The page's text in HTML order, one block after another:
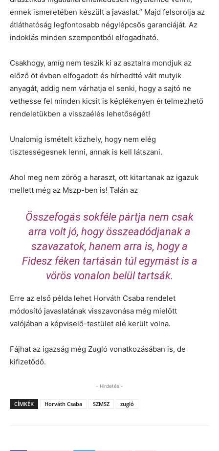
ennek ismeretében készült a javaslat.” Majd felsorolja az
átláthatóság legfontosabb négylépcsős garanciáját. Az
indoklás minden szempontból elfogadható.
Csakhogy, amíg nem teszik ki az asztalra mondjuk az
előző öt évben elfogadott és hírhedtté vált mutyik
anyagát, addig nem várhatja el senki, hogy a sajtó ne
vethesse fel minden kicsit is képlékenyen értelmezhető
rendeletükben a visszaélés lehetőségét!
Unalomig ismételt közhely, hogy nem elég
tisztességesnek lenni, annak is kell látszani.
Ahol meg nem zörög a haraszt, ott kitartanak az igazuk
mellett még az Mszp-ben is! Talán az
Összefogás sokféle pártja nem csak
arra volt jó, hogy összeadódjanak a
szavazatok, hanem arra is, hogy a
Fidesz féken tartásán túl egymást is a
vörös vonalon belül tartsák.
Erre az első példa lehet Horváth Csaba rendelet
módosító javaslatának visszavonása még mielőtt
valójában a képviselő-testület elé került volna.
Fájhat az igazság még Zugló vonatkozásában is, de
kifizetődő.
- Hirdetés -
CÍMKÉK Horváth Csaba SZMSZ zugló